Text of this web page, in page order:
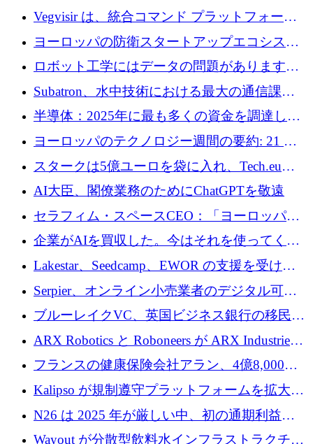
のファンドによりシード投資に拡大
Vegvisir は、統合コマンド プラットフォーム
を通じて関連する無人システムを接続するた
めの資金を調達します
ヨーロッパの防衛スタートアップエコシステ
ムとなったハッカソン
ロボット工学にはデータの問題があります。
Macrodata Labs はそれを解決したいと考えて
Subatron、水中技術における最大の通信課題
の 1 つに取り組むために 16 万 2,000 ユーロを
半導体：2025年に最も多くの資金を調達した
10社
ヨーロッパのテクノロジー週間の要約: 21 億
ユーロの取引と Tech.eu Funding Explorer
スタークは5億ユーロを袋に入れ、Tech.eu
Funding Explorerの立ち上げ、そしてルクセン
ブルクの大きな野望
AI大臣、閣僚業務のためにChatGPTを敬遠
セラフィム・スペースCEO：「ヨーロッパは
追いつきつつある」
企業がAIを買収した。今はそれを使ってくれ
る人々が必要です
Lakestar、Seedcamp、EWOR の支援を受け、
SE3 が自律システム用の空間 AI プラットフォ
ームを発表
Serpier、オンライン小売業者のデジタル可視
性向上を支援するために 140 万ユーロを調達
ブルーレイクVC、英国ビジネス銀行の移民主
導スタートアップ支援で初のファンド獲得に
ARX Robotics と Roboneers が ARX Industries
を設立し、無人地上車両の生産を拡大
フランスの健康保険会社アラン、4億8,000万
ユーロの資金調達ラウンドで合意
Kalipso が規制遵守プラットフォームを拡大す
るために 320 万ドルを調達
N26 は 2025 年が厳しい中、初の通期利益を
達成
Wayout が分散型飲料水インフラストラクチャ